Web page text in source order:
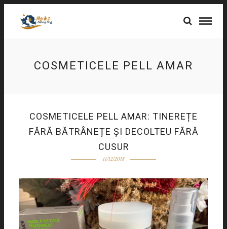
COSMETICELE PELL AMAR
COSMETICELE PELL AMAR: TINEREȚE
FĂRĂ BĂTRÂNEȚE ȘI DECOLTEU FĂRĂ
CUSUR
11/12/2018